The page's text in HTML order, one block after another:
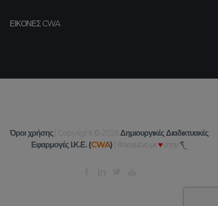
ΕΙΚΌΝΕΣ CWA
Όροι χρήσης| Copyright © 2026 Δημιουργικές Διαδικτυακές
Εφαρμογές Ι.Κ.Ε. (CWA) ♥